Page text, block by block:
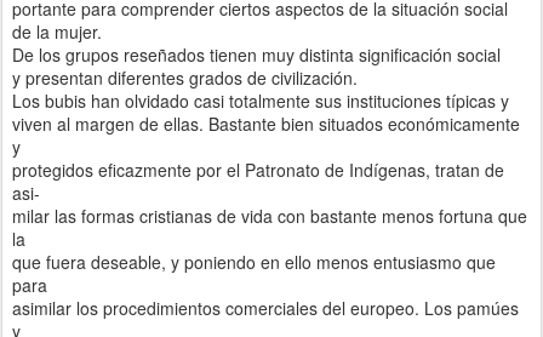
portante para comprender ciertos aspectos de la situación social
de la mujer.
De los grupos reseñados tienen muy distinta significación social
y presentan diferentes grados de civilización.
Los bubis han olvidado casi totalmente sus instituciones típicas y
viven al margen de ellas. Bastante bien situados económicamente
y
protegidos eficazmente por el Patronato de Indígenas, tratan de
asi-
milar las formas cristianas de vida con bastante menos fortuna que
la
que fuera deseable, y poniendo en ello menos entusiasmo que
para
asimilar los procedimientos comerciales del europeo. Los pamúes
y